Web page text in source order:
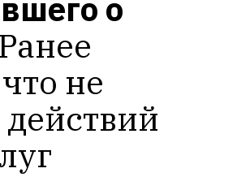
о
Ранее
не